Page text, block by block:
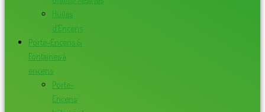
Huiles
d’Encens
Porte-Encens &
Fontaines à
encens
Porte-
Encens